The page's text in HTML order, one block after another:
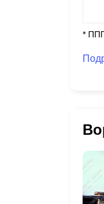
*